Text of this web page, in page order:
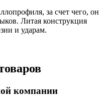
за счет чего, он
Литая конструкция
и ударам.
компании